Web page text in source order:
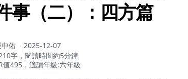
事（二）：四方篇
中佑
2025-12-07
字，閱讀時間約5分鐘
值495，適讀年級:六年級